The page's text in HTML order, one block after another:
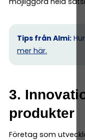
Tips från Almi:
mer här.
3.
produkter
Företag som